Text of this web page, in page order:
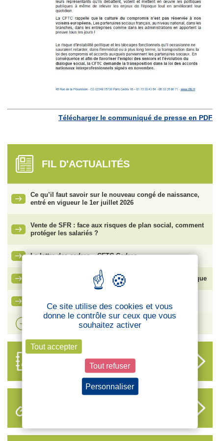
Télécharger le communiqué de presse en PDF
FIL D'ACTUALITÉS
Ce qu’il faut savoir sur le nouveau congé de naissance,
entré en vigueur le 1er juillet 2026
Vente de SFR : face aux risques de plan social, comment
protéger les salariés ?
La lettre des cadres – CFTC Cadres
Bouygues SA – Élection du Comité Social et Économique
Voir plus d'actualités
ANNUAIRE
DES DÉLÉGUÉS
Ce site utilise des cookies et vous
donne le contrôle sur ceux que vous
souhaitez activer
Tout accepter
Tout refuser
Personnaliser